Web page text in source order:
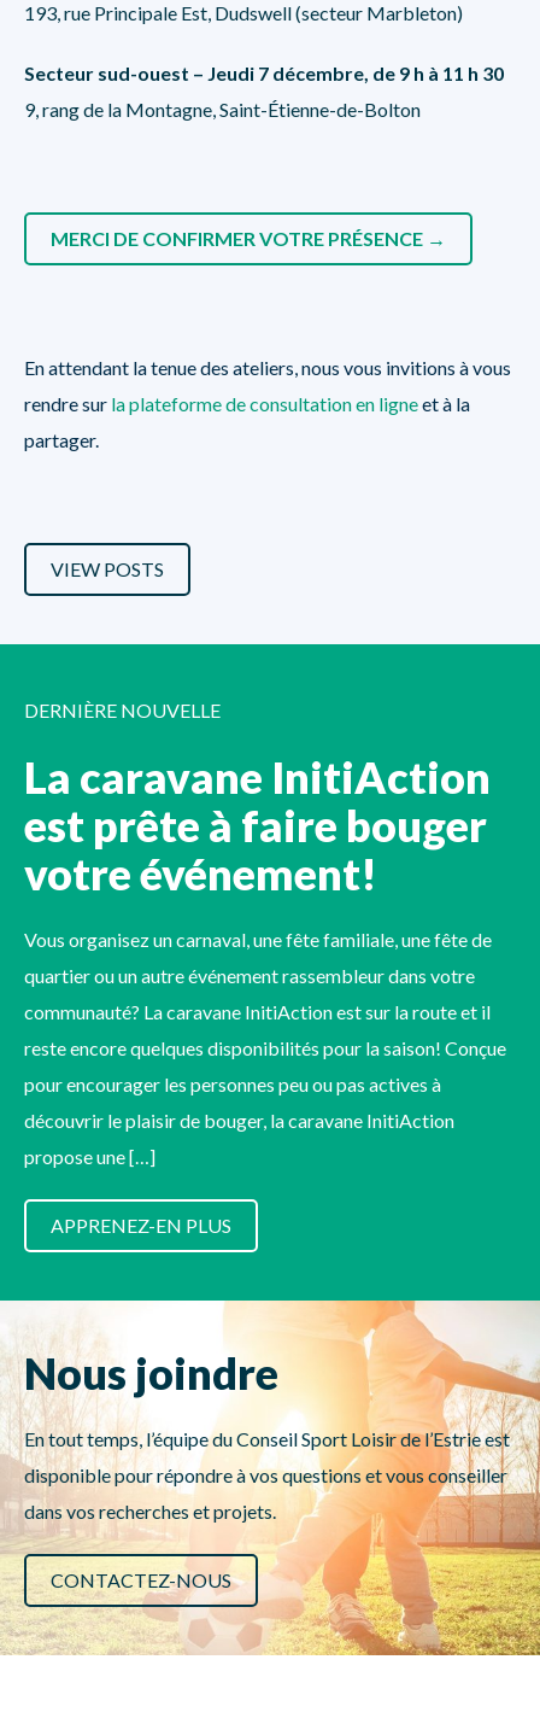
193, rue Principale Est, Dudswell (secteur Marbleton)
Secteur sud-ouest – Jeudi 7 décembre, de 9 h à 11 h 30
9, rang de la Montagne, Saint-Étienne-de-Bolton
MERCI DE CONFIRMER VOTRE PRÉSENCE →
En attendant la tenue des ateliers, nous vous invitions à vous
rendre sur la plateforme de consultation en ligneet à la
partager.
VIEW POSTS
DERNIÈRE NOUVELLE
La caravane InitiAction
est prête à faire bouger
votre événement!
Vous organisez un carnaval, une fête familiale, une fête de
quartier ou un autre événement rassembleur dans votre
communauté? La caravane InitiAction est sur la route et il
reste encore quelques disponibilités pour la saison! Conçue
pour encourager les personnes peu ou pas actives à
découvrir le plaisir de bouger, la caravane InitiAction
propose une […]
APPRENEZ-EN PLUS
Nous joindre
En tout temps, l’équipe du Conseil Sport Loisir de l’Estrie est
disponible pour répondre à vos questions et vous conseiller
dans vos recherches et projets.
CONTACTEZ-NOUS